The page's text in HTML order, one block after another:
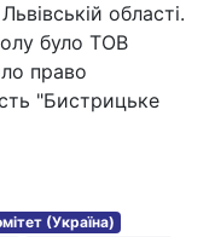
області.
було ТОВ
право
"Бистрицьке
(Україна)